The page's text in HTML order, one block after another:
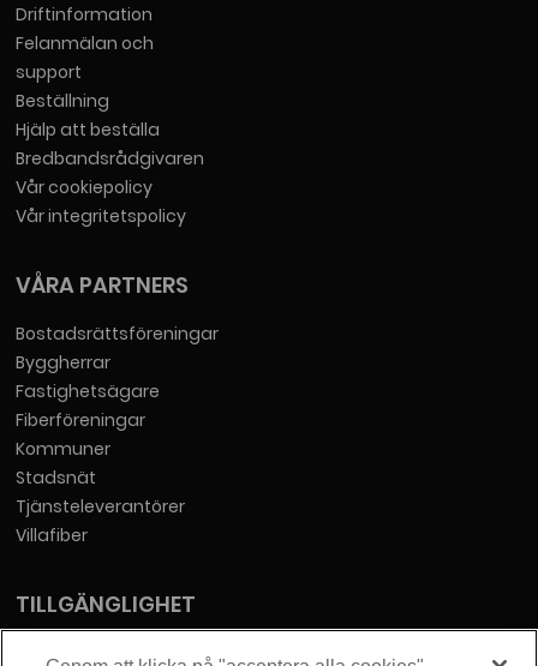
Driftinformation
Felanmälan och
support
Beställning
Hjälp att beställa
Bredbandsrådgivaren
Vår cookiepolicy
Vår integritetspolicy
VÅRA PARTNERS
Bostadsrättsföreningar
Byggherrar
Fastighetsägare
Fiberföreningar
Kommuner
Stadsnät
Tjänsteleverantörer
Villafiber
TILLGÄNGLIGHET
Tillgänglighetsredogörelse